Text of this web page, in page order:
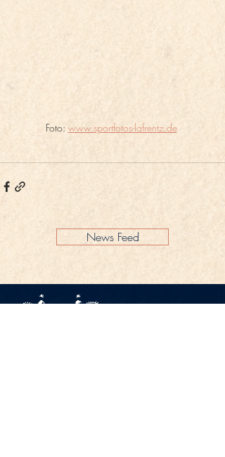
Foto: www.sportfotos-lafrentz.de
News Feed